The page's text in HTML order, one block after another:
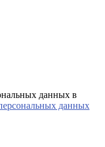
данных в
данных